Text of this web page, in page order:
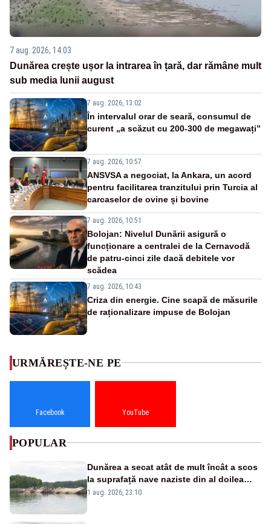
7 aug. 2026, 14:03
Dunărea crește ușor la intrarea în țară, dar rămâne mult
sub media lunii august
7 aug. 2026, 13:02
În intervalul orar de seară, consumul de
curent „a scăzut cu 200-300 de megawați”
7 aug. 2026, 10:57
ANSVSA a negociat, la Ankara, un acord
pentru facilitarea tranzitului prin Turcia al
carcaselor de ovine și bovine
7 aug. 2026, 10:51
Bolojan: Nivelul Dunării asigură o
funcționare a centralei de la Cernavodă
de patru-cinci zile dacă debitele vor
scădea
7 aug. 2026, 10:43
Criza din energie. Cine scapă de măsurile
de raționalizare impuse de Bolojan
URMĂREȘTE-NE PE
Facebook YouTube
POPULAR
Dunărea a secat atât de mult încât a scos
la suprafață nave naziste din al doilea
război mondial
1 aug. 2026, 23:10